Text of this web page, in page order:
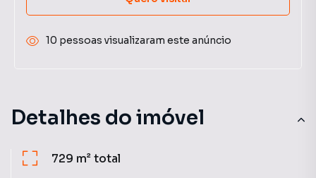
Detalhes do imóvel
729 m²total
10 pessoas visualizaram este anúncio